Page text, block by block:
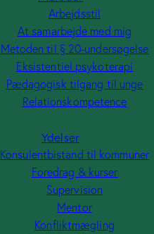
Arbejdsstil
At samarbejde med mig
Metoden til § 20-undersøgelse
Eksistentiel psykoterapi
Pædagogisk tilgang til unge
Relationskompetence
Ydelser
Konsulentbistand til kommuner
Foredrag & kurser
Supervision
Mentor
Konfliktmægling